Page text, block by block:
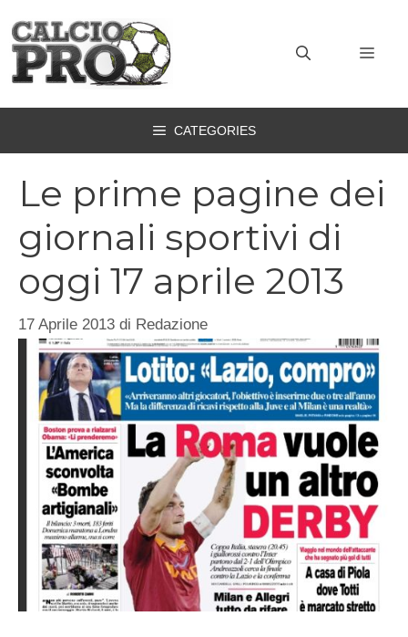
contenuto
CATEGORIES
Le prime pagine dei
giornali sportivi di
oggi 17 aprile 2013
17 Aprile 2013 di Redazione